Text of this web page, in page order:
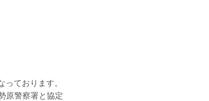
ております。
原警察署と協定